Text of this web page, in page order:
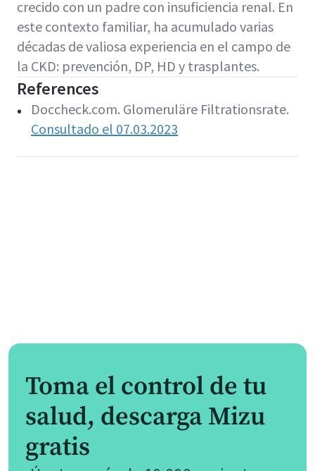
crecido con un padre con insuficiencia renal. En
este contexto familiar, ha acumulado varias
décadas de valiosa experiencia en el campo de
la CKD: prevención, DP, HD y trasplantes.
References
Doccheck.com. Glomeruläre Filtrationsrate.
Consultado el 07.03.2023
Toma el control de tu
salud, descarga Mizu
gratis